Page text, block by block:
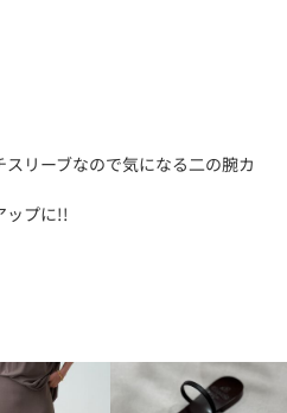
リーブなので気になる二の腕カ
ップに!!